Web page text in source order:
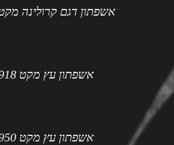
אשפתון דגם קרולינה מקט 971
אשפתון עץ מקט 918
אשפתון עץ מקט 950